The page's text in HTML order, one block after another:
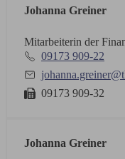
Johanna Greiner
Mitarbeiterin der
09173 909-22
09173 909-32
Johanna Greiner